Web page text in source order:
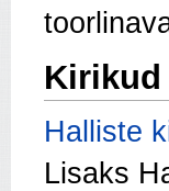
Kirikud
Halliste
Lisaks